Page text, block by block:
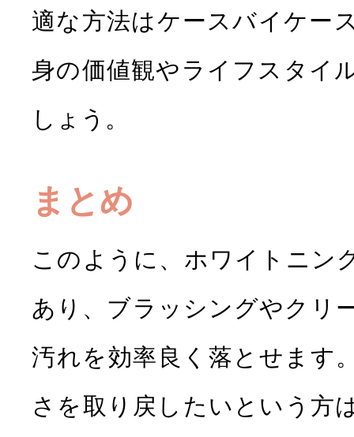
適な方法はケースバイケー
身の価値観やライフスタイ
しょう。
まとめ
このように、ホワイトニン
あり、ブラッシングやクリ
汚れを効率良く落とせます
さを取り戻したいという方